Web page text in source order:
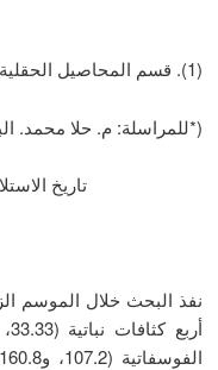
(1). قسم المحاصيل الحقلية، كلية الزراعة، جامعة تشرين، اللاذقية، سورية.
(*للمراسلة: م. حلا محمد.
تاريخ الاستلام: 04/09/2017 تاريخ القبول:
أربع كثافات نباتية (33.33، و20.00، و13.33، و10.00) نبات/م
الفوسفاتية (107.2، و160.8، و214.4 كغ/هـكتار من السوبر فوسفات (P